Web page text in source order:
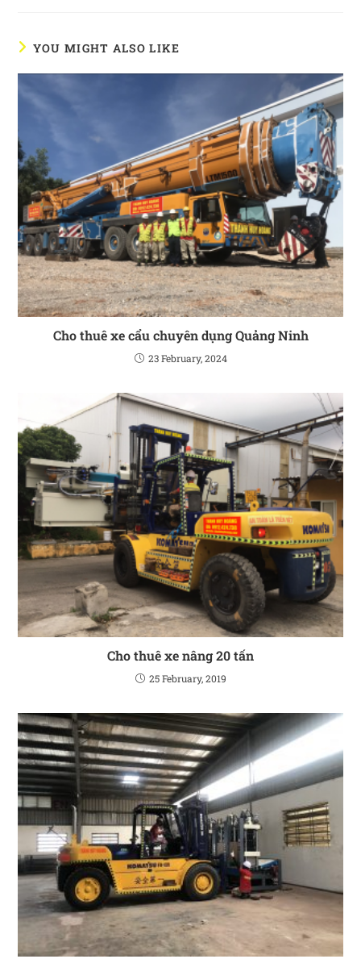
YOU MIGHT ALSO LIKE
Cho thuê xe cẩu chuyên dụng Quảng Ninh
23 February, 2024
Cho thuê xe nâng 20 tấn
25 February, 2019